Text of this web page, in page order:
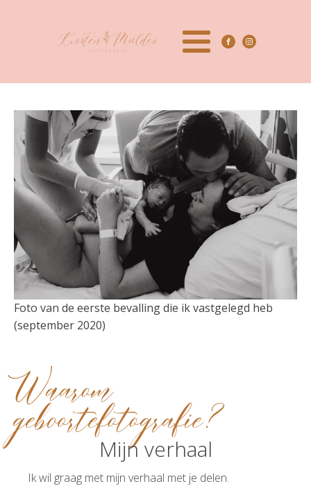
Foto van de eerste bevalling die ik vastgelegd heb
(september 2020)
Waarom
geboortefotografie?
Mijn verhaal
Ik wil graag met mijn verhaal met je delen.